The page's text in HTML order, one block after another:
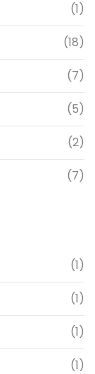
(1)
(18)
(7)
(5)
(2)
(7)
(1)
(1)
(1)
(1)